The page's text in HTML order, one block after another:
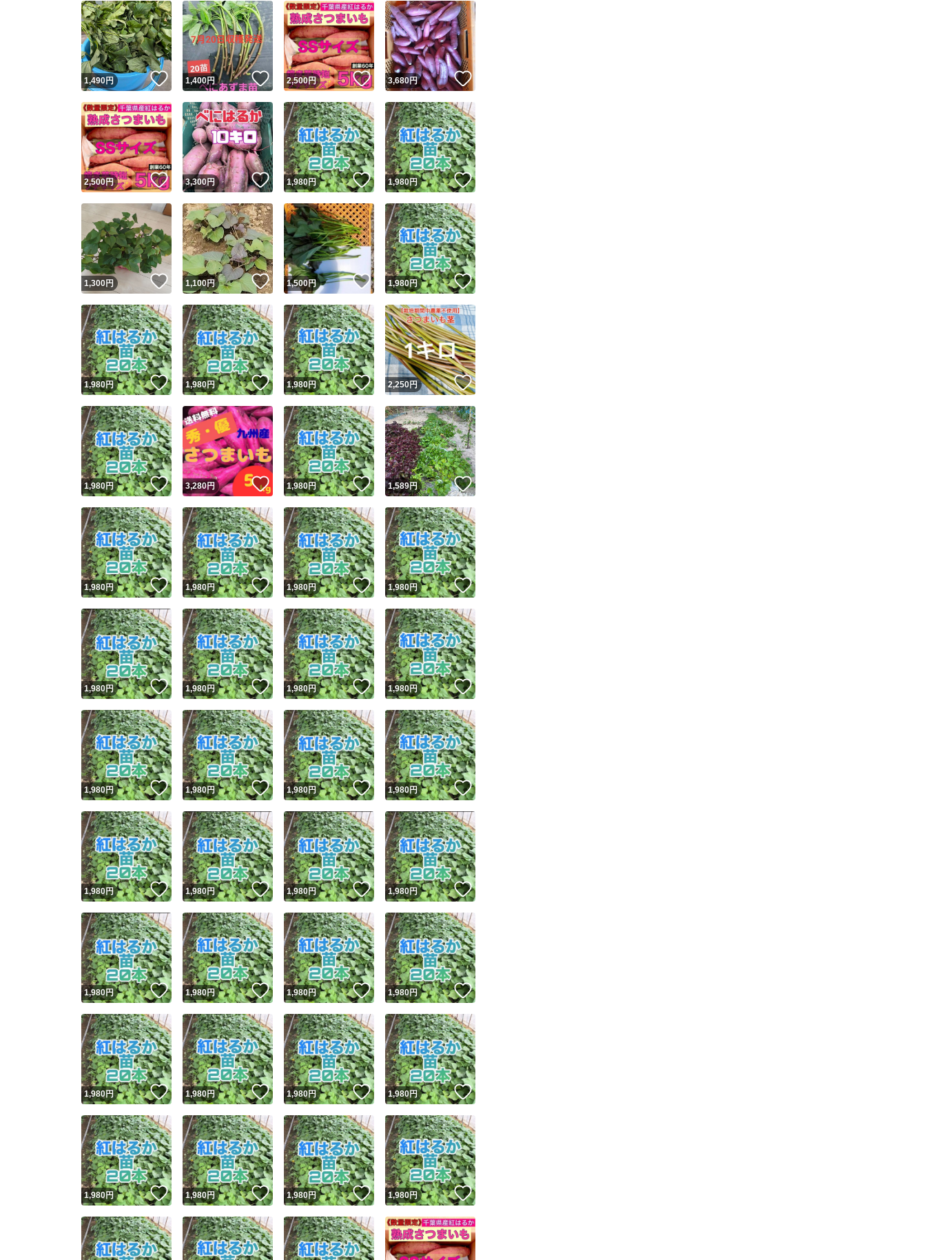
ユーザーの実績について
Yahoo!フリマが定めた一定の基準を満たしたユーザーにバッジを付与しています
安心取引出品者
安心取引出品者 Yahoo!フリマの基準をクリアした安心・安全なユーザーです
取引実績
取引実績◯+ このユーザーはYahoo!フリマの取引を完了させた実績があります
他フリマ実績◯+ このユーザーは他フリマサービスでの取引実績があります
スピード&安心発送
※このバッジは実績に基づく表示であり、発送を保証しているものではありません
スピード＆安心発送
このユーザーは高頻度で24時間以内＆設定した発送日数内に発送してい
ます
スピード発送 このユーザーは高頻度で24時間以内に発送しています
安心発送 このユーザーは設定した発送日数内に発送しています
この商品の情報をコピーします
商品画像の無断転載は禁止されています
コピーは1商品につき1回です
出品ページへ
キャンセル
1,490円 いいね！
1,400円 いいね！
2,500円 いいね！
3,680円
2,500円 いいね！
3,300円 いいね！
1,980円 いいね！
1,980円 いいね！
1,300円 いいね！
1,100円 いいね！
1,500円 いいね！
1,980円 いいね！
1,980円 いいね！
1,980円 いいね！
1,980円 いいね！
2,250円 いいね！
1,980円 いいね！
3,280円 いいね！
1,980円 いいね！
1,589円 いいね！
1,980円 いいね！
1,980円 いいね！
1,980円 いいね！
1,980円 いいね！
1,980円 いいね！
1,980円 いいね！
1,980円 いいね！
1,980円 いいね！
1,980円 いいね！
1,980円 いいね！
1,980円 いいね！
1,980円 いいね！
1,980円 いいね！
1,980円 いいね！
1,980円 いいね！
1,980円 いいね！
1,980円 いいね！
1,980円 いいね！
1,980円 いいね！
1,980円 いいね！
1,980円 いいね！
1,980円 いいね！
1,980円 いいね！
1,980円 いいね！
1,980円 いいね！
1,980円 いいね！
1,980円 いいね！
1,980円 いいね！